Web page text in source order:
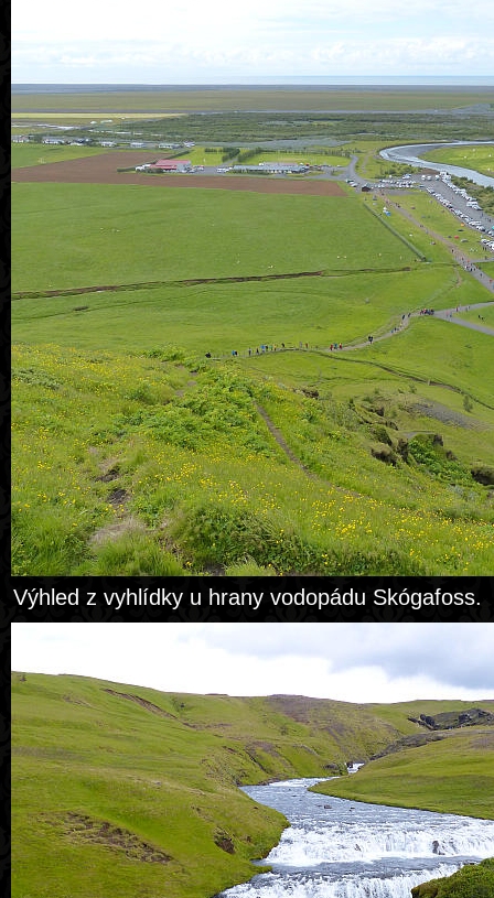
Výhled z vyhlídky u hrany vodopádu Skógafoss.